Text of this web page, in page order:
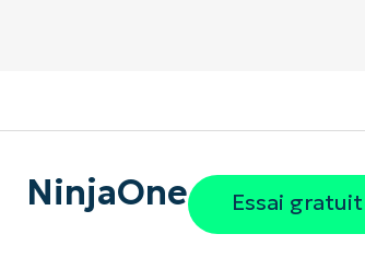
NinjaOne Essai gratuit